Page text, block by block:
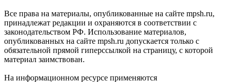
Все права на материалы, опубликованные на сайте mpsh.ru,
принадлежат редакции и охраняются в соответствии с
законодательством РФ. Использование материалов,
опубликованных на сайте mpsh.ru допускается только с
обязательной прямой гиперссылкой на страницу, с которой
материал заимствован.
На информационном ресурсе применяются